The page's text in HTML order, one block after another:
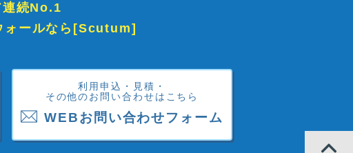
連続No.1
ォールなら[Scutum]
利用申込・見積・
その他のお問い合わせはこちら
WEBお問い合わせフォーム